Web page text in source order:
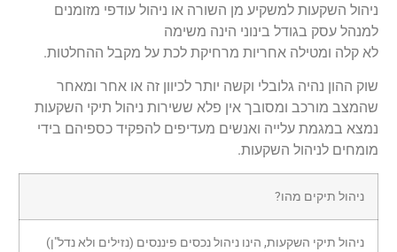
ניהול השקעות למשקיע מן השורה או ניהול עודפי מזומנים
למנהל עסק בגודל בינוני הינה משימה
לא קלה ומטילה אחריות מרחיקת לכת על מקבל ההחלטות.
שוק ההון נהיה גלובלי וקשה יותר לכיוון זה או אחר ומאחר
שהמצב מורכב ומסובך אין פלא ששירות ניהול תיקי השקעות
נמצא במגמת עלייה ואנשים מעדיפים להפקיד כספיהם בידי
מומחים לניהול השקעות.
ניהול תיקים מהו?
ניהול תיקי השקעות, הינו ניהול נכסים פיננסים (נזילים ולא נדל"ן)